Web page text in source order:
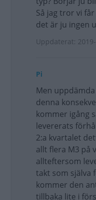
Så jag tror vi
det är ju ingen
Uppdaterat:
Pi
Men
denna
kommer igång
levererats
2:a kvartalet
allt flera M3 på
allteftersom
takt som själva
kommer den
tillbaka lite i